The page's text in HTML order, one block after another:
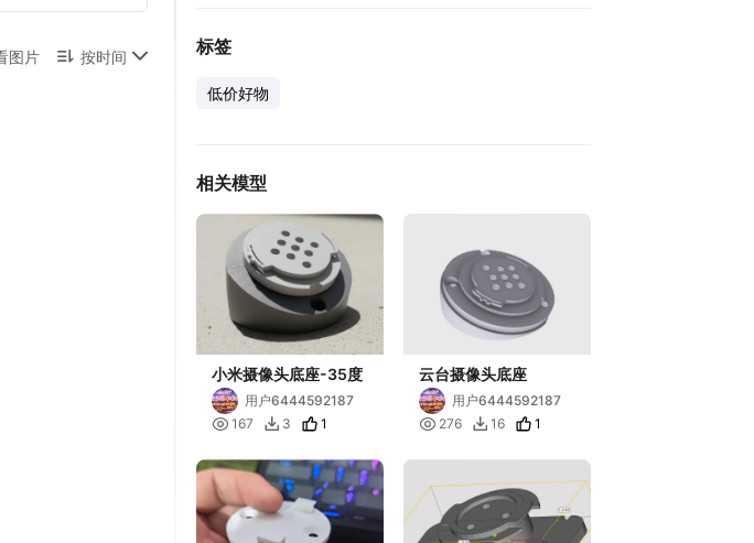
标签
低价好物
相关模型
小米摄像头底座-35度
用户6444592187
 167  3 1
云台摄像头底座
用户6444592187
 276  16 1